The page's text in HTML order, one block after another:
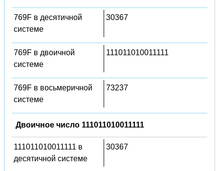
769F в десятичной
системе
30367
769F в двоичной
системе
111011010011111
769F в восьмеричной
системе
73237
Двоичное число 111011010011111
111011010011111 в
десятичной системе
30367